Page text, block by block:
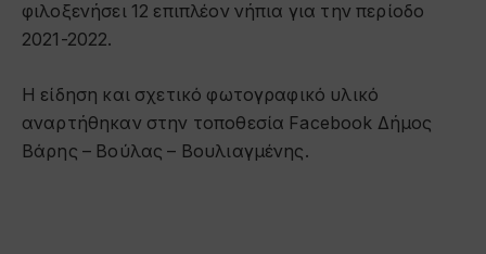
φιλοξενήσει 12 επιπλέον νήπια για την περίοδο
2021-2022.
Η είδηση και σχετικό φωτογραφικό υλικό
αναρτήθηκαν στην τοποθεσία Facebook Δήμος
Βάρης – Βούλας – Βουλιαγμένης.